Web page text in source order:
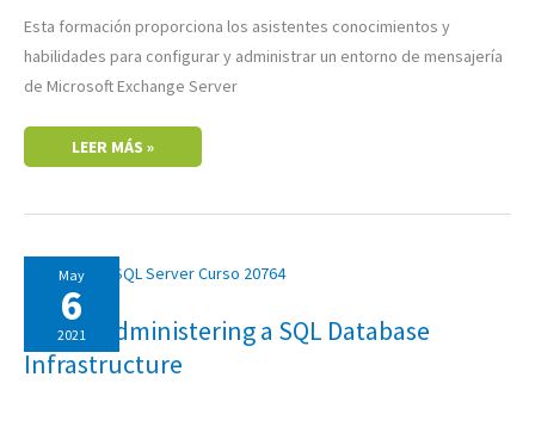
Esta formación proporciona los asistentes conocimientos y
habilidades para configurar y administrar un entorno de mensajería
de Microsoft Exchange Server
LEER MÁS »
May
6
2021
20764: Administering a SQL Database
Infrastructure
ADMINISTERING
A
SQL
DATABASE
INFRASTRUCTURE